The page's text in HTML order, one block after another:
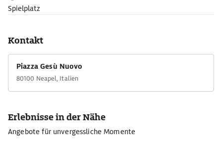
Sehenswürdigkeiten genießen Urlauberinnen und Urlauber
einen atemberaubenden Blick über die Stadt. Die Zweiteilung
deutlich erkennbar.
Spielplatz
Kontakt
Piazza Gesù Nuovo
80100 Neapel, Italien
Erlebnisse in der Nähe
Angebote für unvergessliche Momente